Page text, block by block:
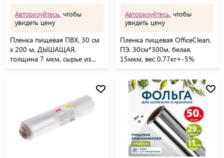
Авторизуйтесь , чтобы
увидеть цену
Пленка пищевая ПВХ, 30 см
х 200 м, ДЫШАЩАЯ,
толщина 7 мкм, сырье из
Авторизуйтесь , чтобы
увидеть цену
Пленка пищевая OfficeClean,
ПЭ, 30см*300м, белая,
15мкм, вес 0,77кг+-5%